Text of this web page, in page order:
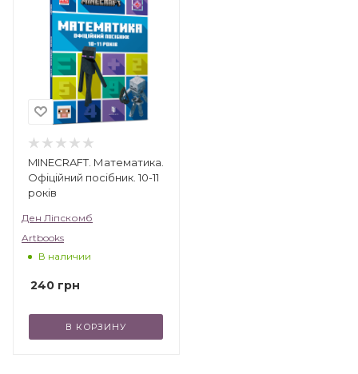
MINECRAFT. Математика.
Офіційний посібник. 10-11
років
Ден Ліпскомб
Artbooks
В наличии
240 грн
В КОРЗИНУ